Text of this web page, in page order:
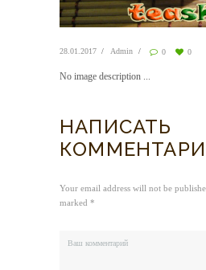
28.01.2017 Admin 0 0
No image description ...
НАПИСАТЬ
Your email address will not be
marked *